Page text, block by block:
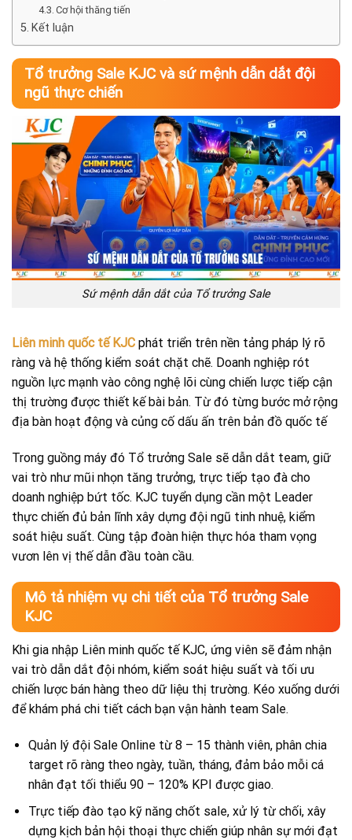
Cơ hội thăng tiến
Kết luận
Tổ trưởng Sale KJC và sứ mệnh dẫn dắt đội
ngũ thực chiến
Sứ mệnh dẫn dắt của Tổ trưởng Sale
Liên minh quốc tế KJC phát triển trên nền tảng pháp lý rõ
ràng và hệ thống kiểm soát chặt chẽ. Doanh nghiệp rót
nguồn lực mạnh vào công nghệ lõi cùng chiến lược tiếp cận
thị trường được thiết kế bài bản. Từ đó từng bước mở rộng
địa bàn hoạt động và củng cố dấu ấn trên bản đồ quốc tế
Trong guồng máy đó Tổ trưởng Sale sẽ dẫn dắt team, giữ
vai trò như mũi nhọn tăng trưởng, trực tiếp tạo đà cho
doanh nghiệp bứt tốc. KJC tuyển dụng cần một Leader
thực chiến đủ bản lĩnh xây dựng đội ngũ tinh nhuệ, kiểm
soát hiệu suất. Cùng tập đoàn hiện thực hóa tham vọng
vươn lên vị thế dẫn đầu toàn cầu.
Mô tả nhiệm vụ chi tiết của Tổ trưởng Sale
KJC
Khi gia nhập Liên minh quốc tế KJC, ứng viên sẽ đảm nhận
vai trò dẫn dắt đội nhóm, kiểm soát hiệu suất và tối ưu
chiến lược bán hàng theo dữ liệu thị trường. Kéo xuống dưới
để khám phá chi tiết cách bạn vận hành team Sale.
Quản lý đội Sale Online từ 8 – 15 thành viên, phân chia
target rõ ràng theo ngày, tuần, tháng, đảm bảo mỗi cá
nhân đạt tối thiểu 90 – 120% KPI được giao.
Trực tiếp đào tạo kỹ năng chốt sale, xử lý từ chối, xây
dựng kịch bản hội thoại thực chiến giúp nhân sự mới đạt